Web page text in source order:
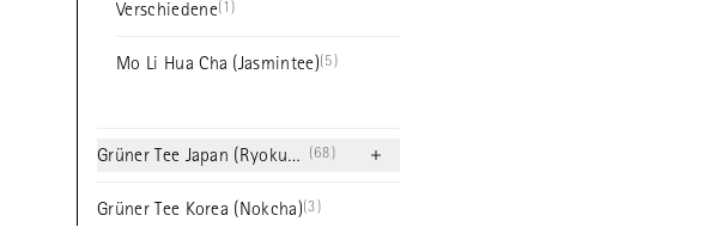
Verschiedene(1)
Mo Li Hua Cha (Jasmintee)(5)
Grüner Tee Japan (Ryokucha)(68)
Grüner Tee Korea (Nokcha)(3)